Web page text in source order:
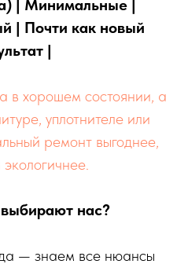
| Минимальные |
| Почти как новый
|
в хорошем состоянии, а
уплотнителе или
ремонт выгоднее,
нас?
— знаем все нюансы